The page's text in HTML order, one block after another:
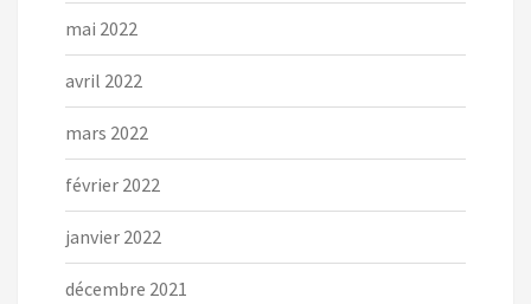
mai 2022
avril 2022
mars 2022
février 2022
janvier 2022
décembre 2021